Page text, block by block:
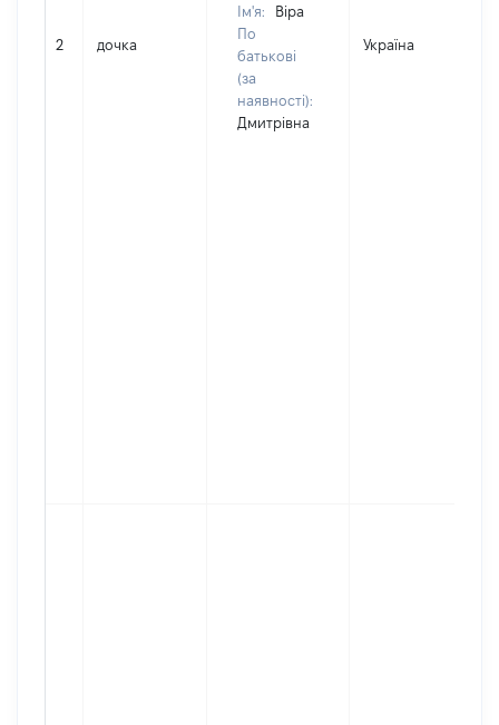
2 дочка
Ім'я:
Віра
По
батькові
(за
наявності):
Дмитрівна
Україна